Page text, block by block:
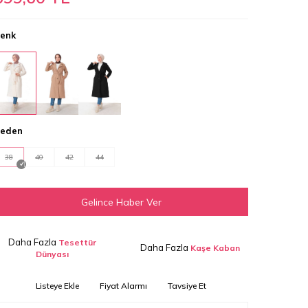
38 40 42 44
Gelince Haber Ver
Daha Fazla Tesettür
Dünyası
Daha Fazla Kaşe Kaban
Listeye Ekle Fiyat Alarmı Tavsiye Et